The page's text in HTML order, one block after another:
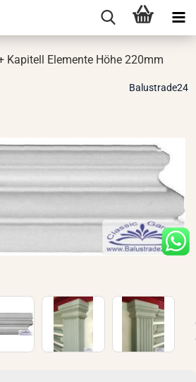
Ka­pi­tell Ele­men­te Höhe 220mm
Balustrade24